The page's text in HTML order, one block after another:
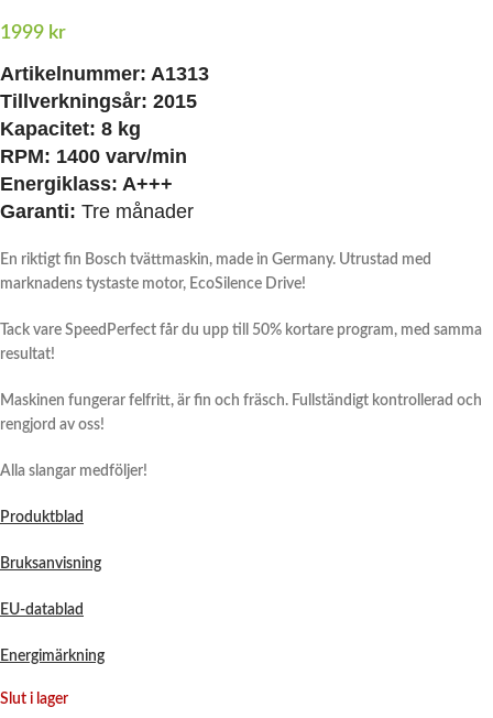
1999 kr
Artikelnummer: A1313
Tillverkningsår: 2015
Kapacitet: 8 kg
RPM: 1400 varv/min
Energiklass: A+++
Garanti: Tre månader
En riktigt fin Bosch tvättmaskin, made in Germany. Utrustad med
marknadens tystaste motor, EcoSilence Drive!
Tack vare SpeedPerfect får du upp till 50% kortare program, med samma
resultat!
Maskinen fungerar felfritt, är fin och fräsch. Fullständigt kontrollerad och
rengjord av oss!
Alla slangar medföljer!
Produktblad
Bruksanvisning
EU-datablad
Energimärkning
Slut i lager